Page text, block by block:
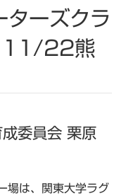
ターズクラ
11/22熊
委員会 栗原
は、関東大学ラグ